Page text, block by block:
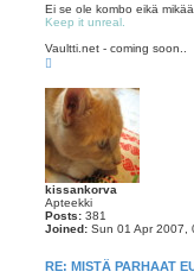
t
Ei se ole kombo eikä
Keep it unreal.
Vaultti.net - coming soon..
p
kissankorva
Apteekki
Posts: 381
Joined: Sun 01 Apr 2007,
RE: MISTÄ PARHAAT